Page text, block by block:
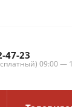
47-23
09:00 —